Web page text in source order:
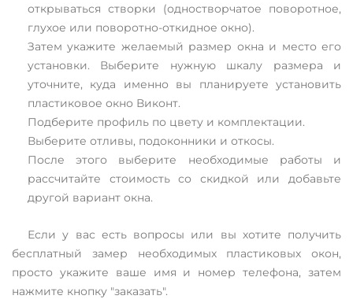
открываться створки (одностворчатое поворотное,
глухое или поворотно-откидное окно).
Затем укажите желаемый размер окна и место его
установки. Выберите нужную шкалу размера и
уточните, куда именно вы планируете установить
пластиковое окно Виконт.
Подберите профиль по цвету и комплектации.
Выберите отливы, подоконники и откосы.
После этого выберите необходимые работы и
рассчитайте стоимость со скидкой или добавьте
другой вариант окна.
Если у вас есть вопросы или вы хотите получить
бесплатный замер необходимых пластиковых окон,
просто укажите ваше имя и номер телефона, затем
нажмите кнопку "заказать".